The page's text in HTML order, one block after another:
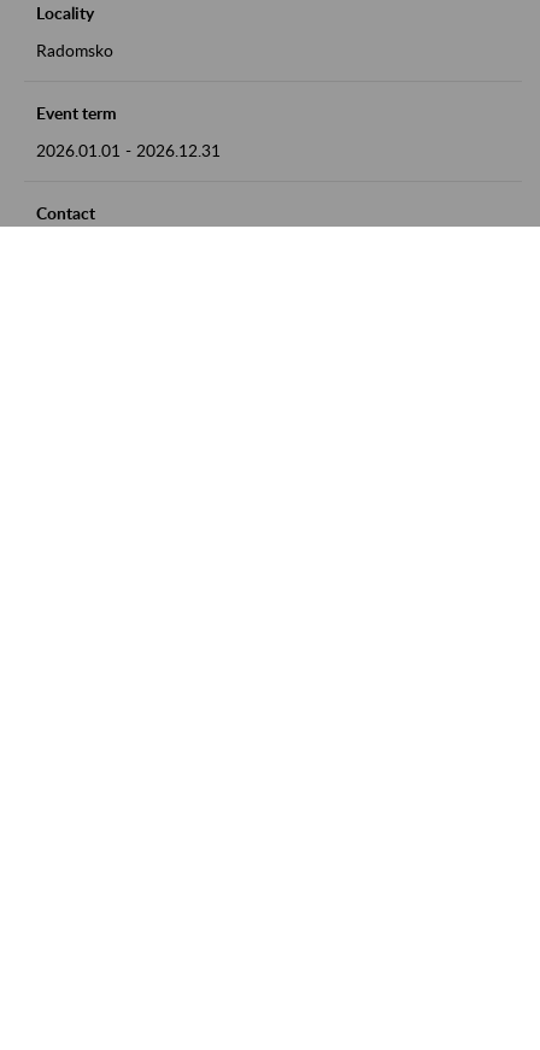
Locality
Radomsko
Event term
2026.01.01 - 2026.12.31
Contact